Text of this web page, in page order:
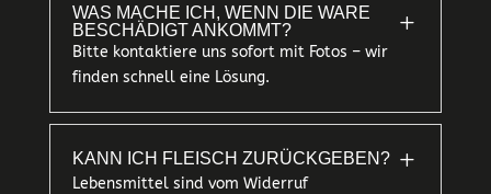
WAS MACHE ICH, WENN DIE WARE
BESCHÄDIGT ANKOMMT?
L
Bitte kontaktiere uns sofort mit Fotos – wir
finden schnell eine Lösung.
KANN ICH FLEISCH ZURÜCKGEBEN? L
Lebensmittel sind vom Widerruf